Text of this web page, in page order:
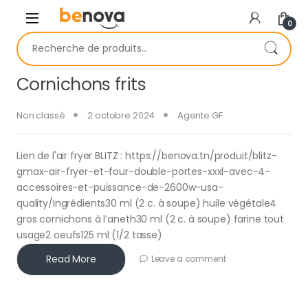
Skip to navigation
Skip to content
0
Recherche pour :
Cornichons frits
Non classé 2 octobre 2024 Agente GF
Lien de l'air fryer BLITZ : https://benova.tn/produit/blitz-
gmax-air-fryer-et-four-double-portes-xxxl-avec-4-
accessoires-et-puissance-de-2600w-usa-
quality/Ingrédients30 ml (2 c. à soupe) huile végétale4
gros cornichons à l’aneth30 ml (2 c. à soupe) farine tout
usage2 oeufs125 ml (1/2 tasse)
Read More
Leave a comment